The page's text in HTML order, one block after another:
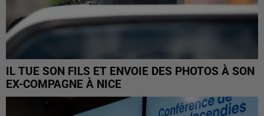
IL TUE SON FILS ET ENVOIE DES PHOTOS À SON
EX-COMPAGNE À NICE